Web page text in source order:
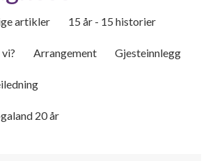
artikler 15 år - 15 historier
Arrangement Gjesteinnlegg
20 år